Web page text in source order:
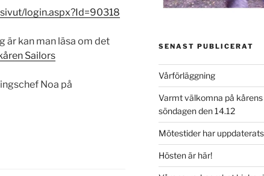
login.aspx?Id=90318
är kan man läsa om det
Sailors
Noa på
SENAST PUBLICERAT
Vårförläggning
Varmt välkomna på
söndagen den 14.12
Mötestider har uppdaterats
Hösten är här!